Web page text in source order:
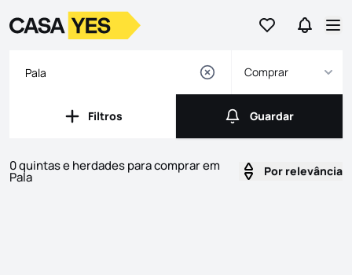
Ir para osIr para
LogoIr para a homepage
Comprar
Filtros
Filtros Guardar
Guardar
0 quintas e herdades para comprar em
Pala Por relevância